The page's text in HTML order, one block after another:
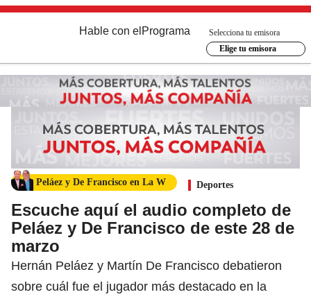
Hable con el Programa
Selecciona tu emisora
Elige tu emisora
Peláez y De Francisco en La W Deportes
Escuche aquí el audio completo de
Peláez y De Francisco de este 28 de
marzo
Hernán Peláez y Martín De Francisco debatieron
sobre cuál fue el jugador más destacado en la